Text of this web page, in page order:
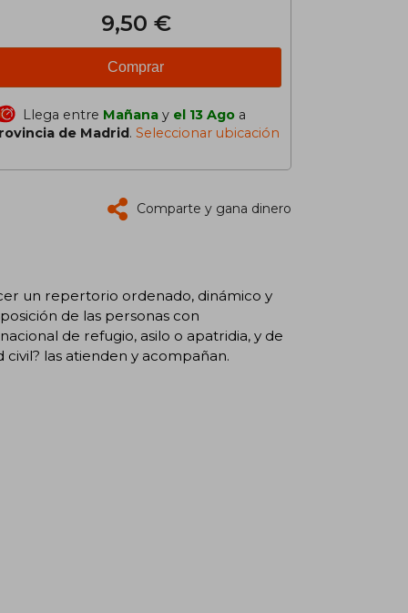
9,50 €
Comprar
Llega entre Mañana y el 13 Ago a
de Madrid. Seleccionar ubicación
Comparte y gana dinero
un repertorio ordenado, dinámico y
de las personas con
de refugio, asilo o apatridia, y de
las atienden y acompañan.